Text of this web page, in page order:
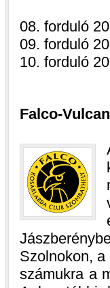
08. forduló
09. forduló
10. forduló
Falco-
Szolnokon,
számukra a